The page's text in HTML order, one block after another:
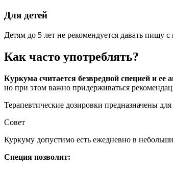
Для детей
Детям до 5 лет не рекомендуется давать пищу
Как часто употреблять?
Куркума считается безвредной специей и
но при этом важно придерживаться
Терапевтические дозировки предназначены
Совет
Куркуму допустимо есть ежедневно в
Специя позволит: